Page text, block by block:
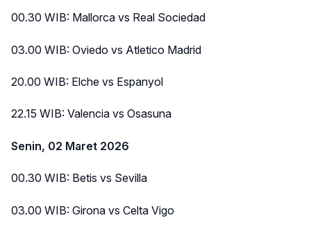
00.30 WIB: Mallorca vs Real Sociedad
03.00 WIB: Oviedo vs Atletico Madrid
20.00 WIB: Elche vs Espanyol
22.15 WIB: Valencia vs Osasuna
Senin, 02 Maret 2026
00.30 WIB: Betis vs Sevilla
03.00 WIB: Girona vs Celta Vigo